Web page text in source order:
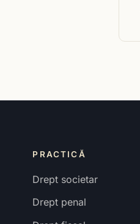
PRACTICĂ
Drept societar
Drept penal